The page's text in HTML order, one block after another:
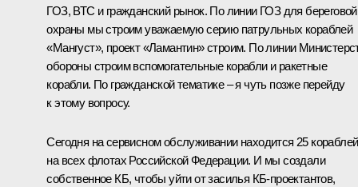
ГОЗ, ВТС и гражданский рынок. По линии ГОЗ для береговой
охраны мы строим уважаемую серию патрульных кораблей
«Мангуст», проект «Ламантин» строим. По линии
обороны строим вспомогательные корабли и ракетные
корабли. По гражданской тематике – я чуть позже перейду
к этому вопросу.
Сегодня на сервисном обслуживании находится 25 кораблей
на всех флотах Российской Федерации. И мы создали
собственное КБ, чтобы уйти от засилья КБ-проектантов,